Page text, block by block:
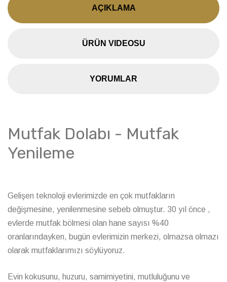
AÇIKLAMA
ÜRÜN VIDEOSU
YORUMLAR
Mutfak Dolabı - Mutfak
Yenileme
Gelişen teknoloji evlerimizde en çok mutfakların
değişmesine, yenilenmesine sebeb olmuştur. 30 yıl önce ,
evlerde mutfak bölmesi olan hane sayısı %40
oranlarındayken, bugün evlerimizin merkezi, olmazsa olmazı
olarak mutfaklarımızı söylüyoruz.
Evin kokusunu, huzuru, samimiyetini, mutluluğunu ve